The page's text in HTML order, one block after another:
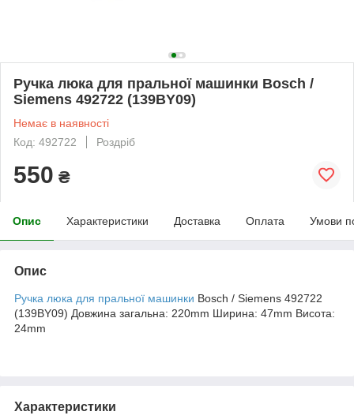
Ручка люка для пральної машинки Bosch /
Siemens 492722 (139BY09)
Немає в наявності
Код: 492722
Роздріб
550 ₴
Опис Характеристики Доставка Оплата Умови
Опис
Ручка люка для пральної машинки Bosch / Siemens 492722
(139BY09) Довжина загальна: 220mm Ширина: 47mm Висота:
24mm
Характеристики